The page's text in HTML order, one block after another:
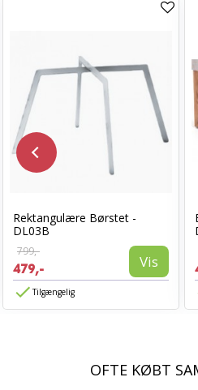
Rektangulære Børstet -
DL03B
799,-
479,- Vis
Tilgængelig
OFTE KØBT